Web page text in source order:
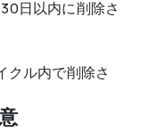
日以内に削除さ
クル内で削除さ